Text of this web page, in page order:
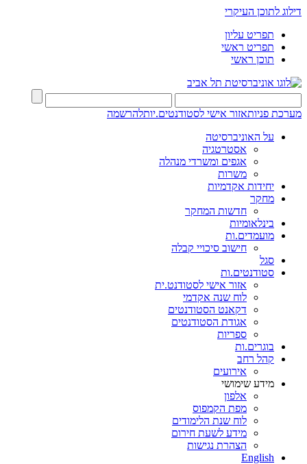
דילוג לתוכן העיקרי
תפריט עליון
תפריט ראשי
תוכן ראשי
מערכת פניותאזור אישי לסטודנטים.יותלהרשמה
על האוניברסיטה
אסטרטגיה
אגפים ומשרדי מנהלה
משרות
יחידות אקדמיות
מחקר
חדשות המחקר
בינלאומיות
מועמדים.ות
חישוב סיכויי קבלה
סגל
סטודנטים.ות
אזור אישי לסטודנט.ית
לוח שנה אקדמי
דקאנט הסטודנטים
אגודת הסטודנטים
ספריות
בוגרים.ות
קהל רחב
אירועים
מידע שימושי
אלפון
מפת הקמפוס
לוח שנת הלימודים
מידע לשעת חירום
הצהרת נגישות
English